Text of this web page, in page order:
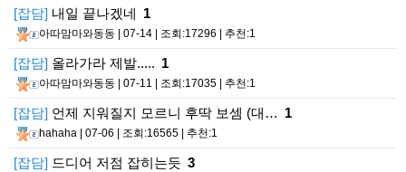
[잡담] 내일 끝나겠네 1
아따맘마와동동 | 07-14 | 조회:17296 | 추천:1
[잡담] 올라가라 제발..... 1
아따맘마와동동 | 07-11 | 조회:17035 | 추천:1
[잡담] 언제 지워질지 모르니 후딱 보셈 (대… 1
hahaha | 07-06 | 조회:16565 | 추천:1
[잡담] 드디어 저점 잡히는듯 3